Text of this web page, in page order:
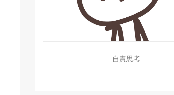
自責思考